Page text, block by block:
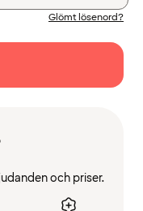
Glömt lösenord?
och priser.